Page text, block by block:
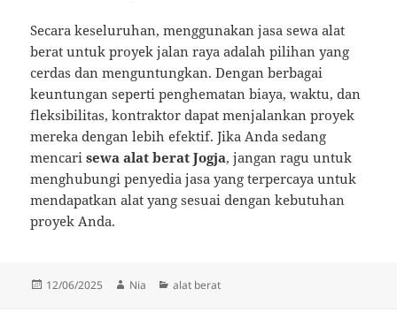
Secara keseluruhan, menggunakan jasa sewa alat
berat untuk proyek jalan raya adalah pilihan yang
cerdas dan menguntungkan. Dengan berbagai
keuntungan seperti penghematan biaya, waktu, dan
fleksibilitas, kontraktor dapat menjalankan proyek
mereka dengan lebih efektif. Jika Anda sedang
mencarisewa alat berat Jogja, jangan ragu untuk
menghubungi penyedia jasa yang terpercaya untuk
mendapatkan alat yang sesuai dengan kebutuhan
proyek Anda.
Diposkan
12/06/2025 Penulis
Nia Kategori
alat berat